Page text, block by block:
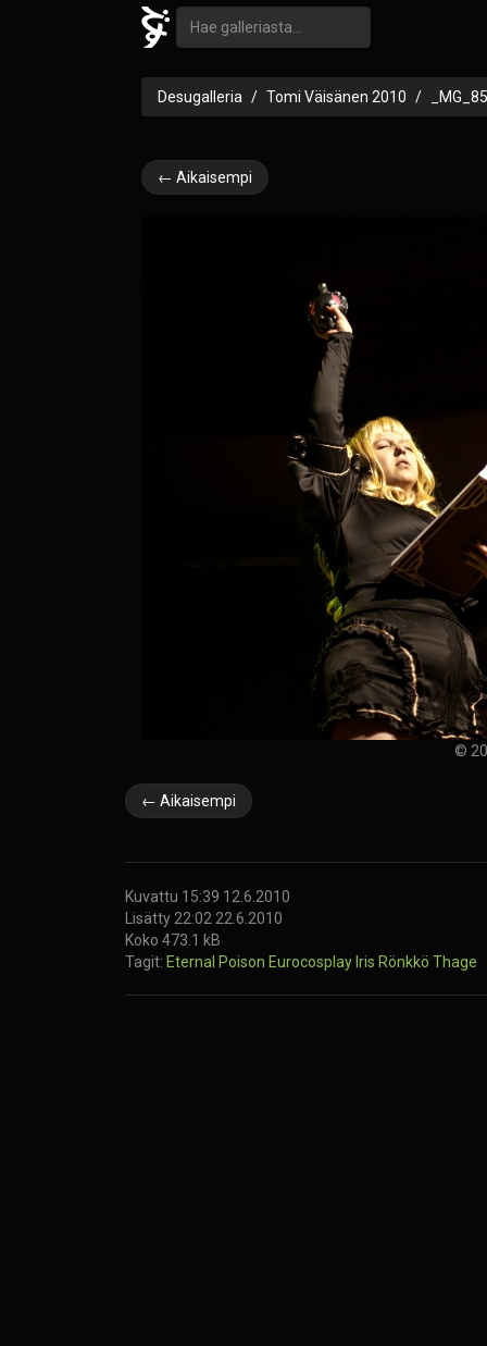
Desugalleria Tomi Väisänen 2010
← Aikaisempi
©
← Aikaisempi
Kuvattu 15:39 12.6.2010
Lisätty 22:02 22.6.2010
Koko 473.1 kB
Tagit: Eternal Poison EurocosplayIris Rönkkö Thage